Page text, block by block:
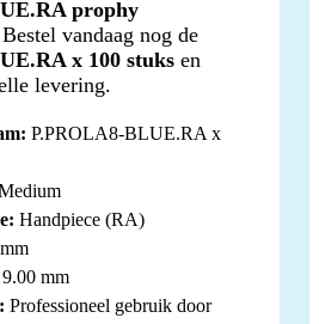
prophy
vandaag nog de
x 100 stuks en
levering.
P.PROLA8-BLUE.RA x
Handpiece (RA)
9.00 mm
Professioneel gebruik door